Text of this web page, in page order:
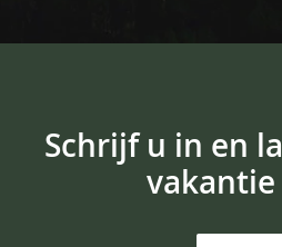
Schrijf u in en
vakantie